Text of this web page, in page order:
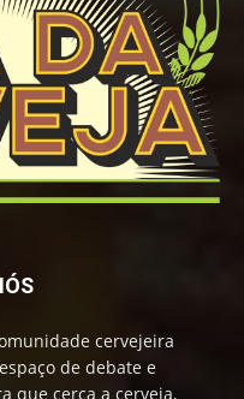
cervejeira
de debate e
que cerca a cerveja,